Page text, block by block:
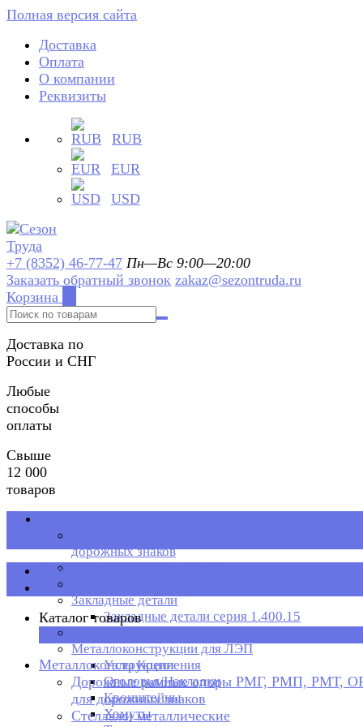
Полная версия сайта
Доставка
Оплата
О компании
Реквизиты
RUB
EUR
USD
+7 (8352) 46-77-47 Пн—Вс 9:00—20:00
Заказать обратный звонок zakaz@sezontruda.ru
Корзина
Доставка по
России и СНГ
Любые
способы
оплаты
Свыше
12 000
товаров
дорожных знаков
Стеллажи металлические
Закладные детали
Закладные детали серия 1.400.15
Металлоконструкции для ЛЭП
Узлы Крепления
Оголовья/Накладки
Кронштейны
Хомуты
Каталог товаров
Каталог товаров
Металлоконструкции
Дорожные рамные опоры РМГ, РМП, РМТ,
для дорожных знаков
Стеллажи металлические